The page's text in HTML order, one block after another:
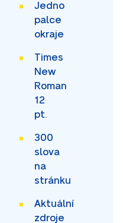
Jedno
palce
okraje
Times
New
Roman
12
pt.
300
slova
na
stránku
Aktuální
zdroje